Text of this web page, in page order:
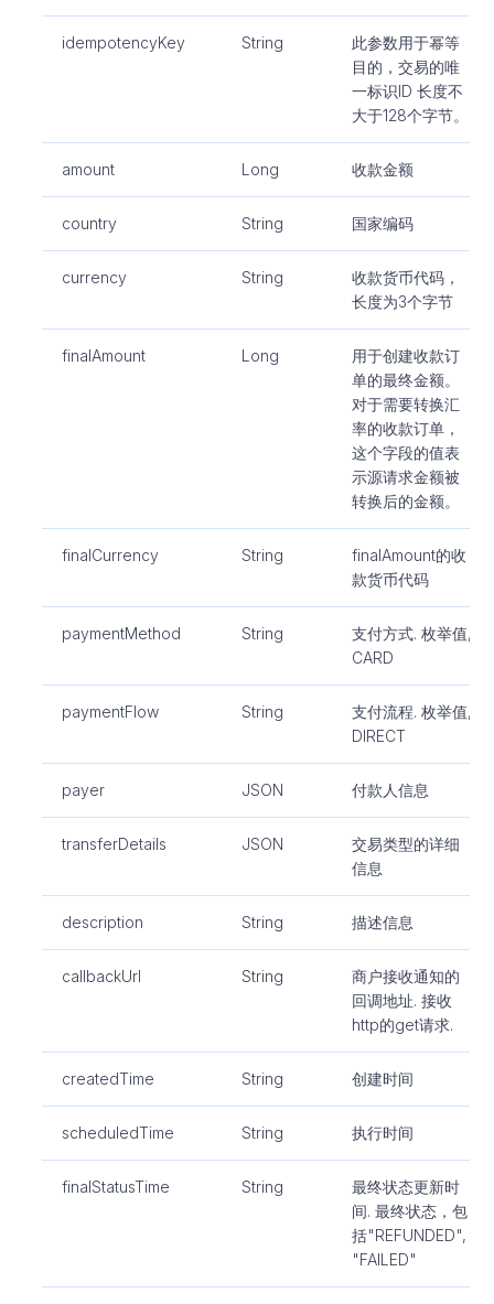
idempotencyKey String
此参数用于幂等
目的，交易的唯
一标识ID 长度不
大于128个字节。
amount Long 收款金额
country String 国家编码
currency String
收款货币代码，
长度为3个字节
finalAmount Long
用于创建收款订
单的最终金额。
对于需要转换汇
率的收款订单，
这个字段的值表
示源请求金额被
转换后的金额。
finalCurrency String
finalAmount的收
款货币代码
paymentMethod String
支付方式. 枚举值,
CARD
paymentFlow String
支付流程. 枚举值,
DIRECT
payer JSON 付款人信息
transferDetails JSON
交易类型的详细
信息
description String 描述信息
callbackUrl String
商户接收通知的
回调地址. 接收
http的get请求.
createdTime String 创建时间
scheduledTime String 执行时间
finalStatusTime String
最终状态更新时
间. 最终状态，包
括"REFUNDED",
"FAILED"